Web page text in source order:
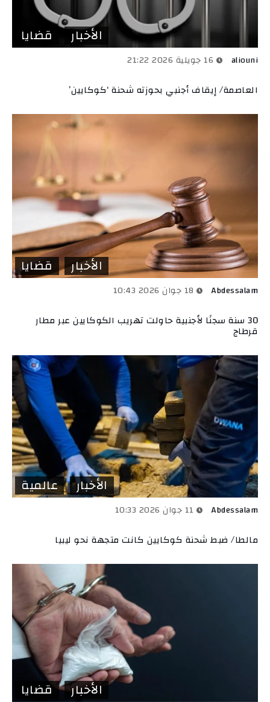
الأخبار قضايا
aliouni
العاصمة/ إيقاف أجنبي بحوزته شحنة ‘كوكايين’
الأخبار قضايا
Abdessalam
30 سنة سجنًا لأجنبية حاولت تهريب الكوكايين عبر مطار
قرطاج
الأخبار عالمية
Abdessalam
مالطا/ ضبط شحنة كوكايين كانت متجهة نحو ليبيا
الأخبار قضايا